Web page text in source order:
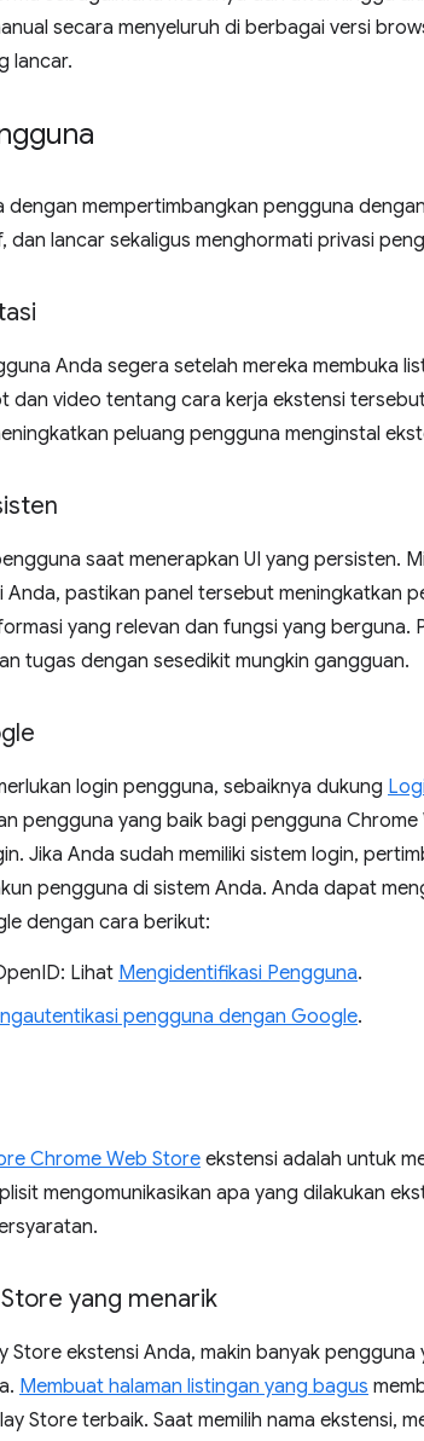
secara menyeluruh di berbagai versi
lancar.
dengan mempertimbangkan pengguna
dan lancar sekaligus menghormati privasi
Anda segera setelah mereka membuka
dan video tentang cara kerja ekstensi
peluang pengguna menginstal
saat menerapkan UI yang persisten.
Anda, pastikan panel tersebut meningkatkan
yang relevan dan fungsi yang berguna.
tugas dengan sesedikit mungkin gangguan.
login pengguna, sebaiknya dukung
pengguna yang baik bagi pengguna
Jika Anda sudah memiliki sistem login,
pengguna di sistem Anda. Anda dapat
dengan cara berikut:
Lihat Mengidentifikasi Pengguna.
pengguna dengan Google.
Chrome Web Store ekstensi adalah untuk
mengomunikasikan apa yang dilakukan
yang menarik
Store ekstensi Anda, makin banyak pengguna
Membuat halaman listingan yang bagus
Store terbaik. Saat memilih nama ekstensi,